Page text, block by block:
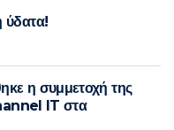
η συμμετοχή της
IT στα